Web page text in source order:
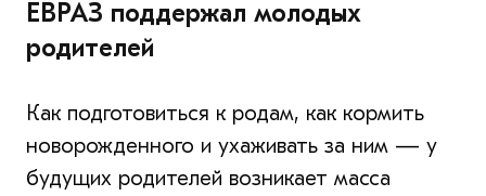
ЕВРАЗ поддержал молодых
родителей
Как подготовиться к родам, как кормить
новорожденного и ухаживать за ним — у
будущих родителей возникает масса